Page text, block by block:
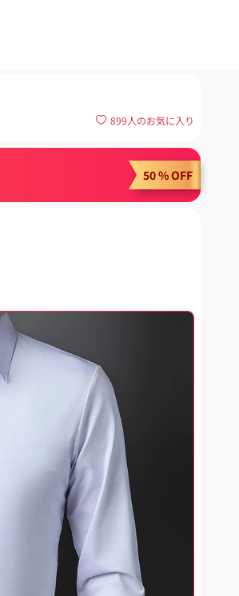
50 % OFF
899人のお気に入り